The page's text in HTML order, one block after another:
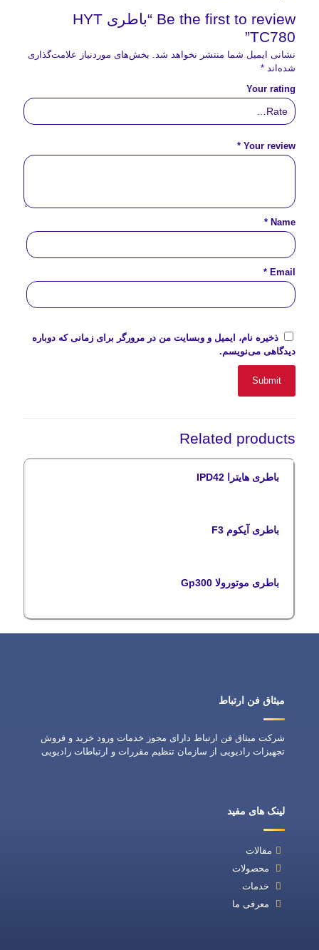
Be the first to review “باطری HYT
TC780”
نشانی ایمیل شما منتشر نخواهد شد. بخش‌های موردنیاز علامت‌گذاری
شده‌اند *
Your rating
Your review
*
Name
*
Email
*
ذخیره نام، ایمیل و وبسایت من در مرورگر برای زمانی که دوباره
دیدگاهی می‌نویسم.
Related products
باطری هایترا IPD42
باطری آیکوم F3
باطری موتورولا Gp300
میثاق فن ارتباط
شرکت میثاق فن ارتباط دارای مجوز خدمات ورود خرید و فروش
تجهیزات رادیویی از سازمان تنظیم مقررات و ارتباطات رادیویی
لینک های مفید
مقالات
محصولات
خدمات
معرفی ما